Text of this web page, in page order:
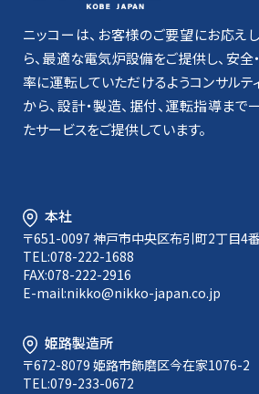
ニッコーは、お客様のご要望にお応え
ら、最適な電気炉設備をご提供し、安全
率に運転していただけるようコンサルテ
から、設計・製造、据付、運転指導まで
たサービスをご提供しています。
本社
〒651-0097 神戸市中央区布引町2丁目4
TEL:078-222-1688
FAX:078-222-2916
E-mail:nikko@nikko-japan.co.jp
姫路製造所
〒672-8079 姫路市飾磨区今在家1076-2
TEL:079-233-0672